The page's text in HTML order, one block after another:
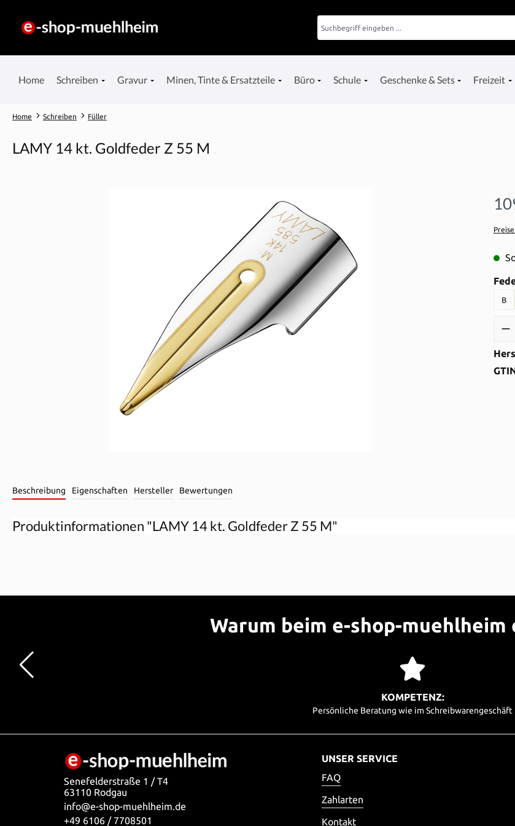
Home Schreiben Gravur Minen, Tinte & Ersatzteile Büro Schule Geschenke & Sets Freizeit
Home Schreiben Füller
LAMY 14 kt. Goldfeder Z 55 M
B
Beschreibung Eigenschaften Hersteller Bewertungen
Produktinformationen "LAMY 14 kt. Goldfeder Z 55 M"
Warum beim e-shop-muehlheim
KOMPETENZ:
Persönliche Beratung wie im Schreibwarengeschäft
Senefelderstraße 1 / T4
63110 Rodgau
info@e-shop-muehlheim.de
+49 6106 / 7708501
UNSER SERVICE
FAQ
Zahlarten
Kontakt